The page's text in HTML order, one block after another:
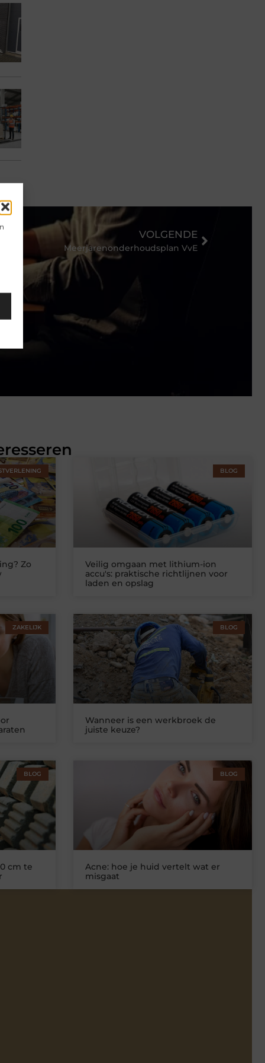
VOLGENDE
Meerjarenonderhoudsplan VvE
Zo
BLOG
Veilig omgaan met lithium-ion
accu's: praktische richtlijnen voor
laden en opslag
ZAKELIJK BLOG
Wanneer is een werkbroek de
juiste keuze?
BLOG
cm te
BLOG
Acne: hoe je huid vertelt wat er
misgaat